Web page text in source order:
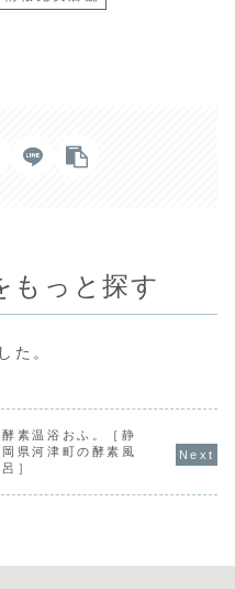
もっと探す
た。
酵素温浴おふ。［静
岡県河津町の酵素風
呂］